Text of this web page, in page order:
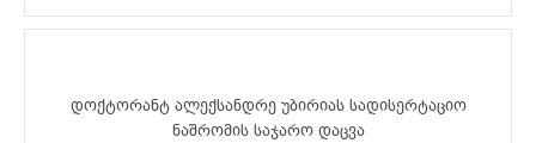
დოქტორანტ ალექსანდრე უბირიას სადისერტაციო
ნაშრომის საჯარო დაცვა